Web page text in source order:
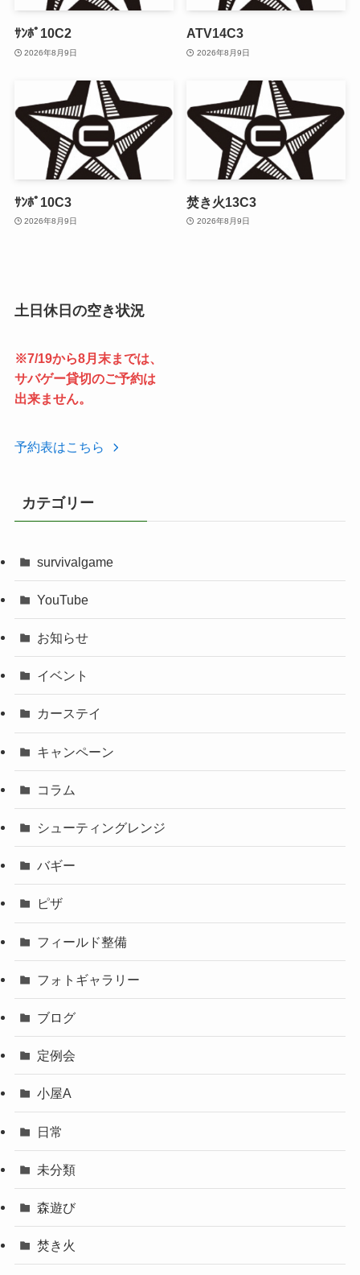
ｻﾝﾎﾟ10C2
2026年8月9日
ATV14C3
2026年8月9日
ｻﾝﾎﾟ10C3
2026年8月9日
焚き火13C3
2026年8月9日
土日休日の空き状況
※7/19から8月末までは、
サバゲー貸切のご予約は
出来ません。
予約表はこちら
カテゴリー
survivalgame
YouTube
お知らせ
イベント
カーステイ
キャンペーン
コラム
シューティングレンジ
バギー
ピザ
フィールド整備
フォトギャラリー
ブログ
定例会
小屋A
日常
未分類
森遊び
焚き火